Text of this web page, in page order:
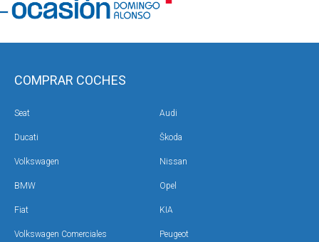
COMPRAR COCHES
Seat Audi
Ducati Škoda
Volkswagen Nissan
BMW Opel
Fiat KIA
Volkswagen Comerciales Peugeot